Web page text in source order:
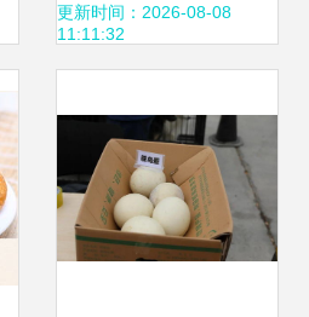
美味之旅
更新时间：2026-08-08
11:11:32